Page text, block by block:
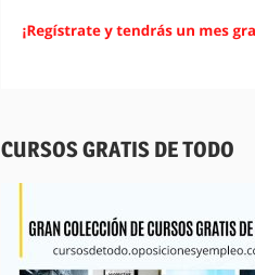
CURSOS GRATIS DE TODO